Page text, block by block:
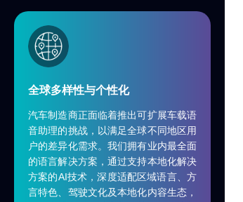
ꀂ 媒体报道
投资者
关于赛轮思AI
关于我们
招聘
可持续发展
全球多样性与个性化
汽车制造商正面临着推出可扩展车载语
音助理的挑战，以满足全球不同地区用
户的差异化需求。我们拥有业内最全面
的语言解决方案，通过支持本地化解决
方案的AI技术，深度适配区域语言、方
言特色、驾驶文化及本地化内容生态，